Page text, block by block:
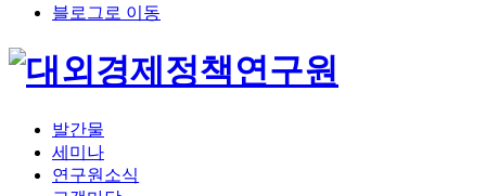
블로그로 이동
발간물
세미나
연구원소식